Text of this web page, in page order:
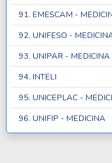
91. EMESCAM -
92. UNIFESO -
93. UNIPAR - MEDICINA
94. INTELI
95. UNICEPLAC -
96. UNIFIP - MEDICINA